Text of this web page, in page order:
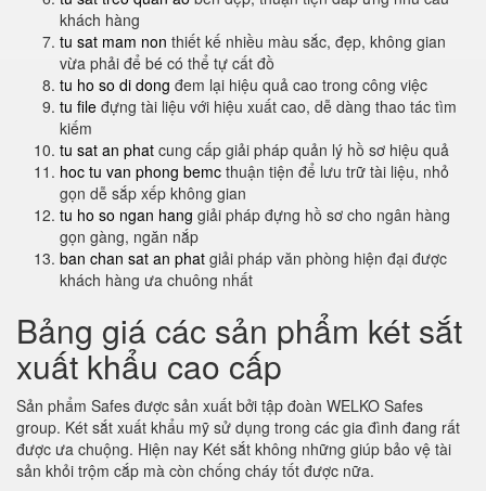
khách hàng
tu sat mam non thiết kế nhiều màu sắc, đẹp, không gian
vừa phải để bé có thể tự cất đồ
tu ho so di dong đem lại hiệu quả cao trong công việc
tu file đựng tài liệu với hiệu xuất cao, dễ dàng thao tác tìm
kiếm
tu sat an phat cung cấp giải pháp quản lý hồ sơ hiệu quả
hoc tu van phong bemc thuận tiện để lưu trữ tài liệu, nhỏ
gọn dễ sắp xếp không gian
tu ho so ngan hang giải pháp đựng hồ sơ cho ngân hàng
gọn gàng, ngăn nắp
ban chan sat an phat giải pháp văn phòng hiện đại được
khách hàng ưa chuông nhất
Bảng giá các sản phẩm két sắt
xuất khẩu cao cấp
Sản phẩm Safes được sản xuất bởi tập đoàn WELKO Safes
group. Két sắt xuất khẩu mỹ sử dụng trong các gia đình đang rất
được ưa chuộng. Hiện nay Két sắt không những giúp bảo vệ tài
sản khỏi trộm cắp mà còn chống cháy tốt được nữa.